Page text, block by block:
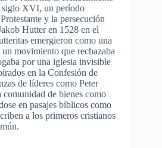
siglo XVI, un período
y la persecución
Hutter en 1528 en el
emergieron como una
movimiento que rechazaba
por una iglesia invisible
en la Confesión de
de líderes como Peter
de bienes como
en pasajes bíblicos como
a los primeros cristianos